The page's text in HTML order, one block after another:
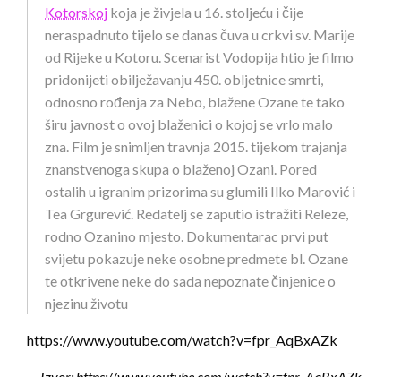
Kotorskoj koja je živjela u 16. stoljeću i čije
neraspadnuto tijelo se danas čuva u crkvi sv. Marije
od Rijeke u Kotoru. Scenarist Vodopija htio je filmo
pridonijeti obilježavanju 450. obljetnice smrti,
odnosno rođenja za Nebo, blažene Ozane te tako
širu javnost o ovoj blaženici o kojoj se vrlo malo
zna. Film je snimljen travnja 2015. tijekom trajanja
znanstvenoga skupa o blaženoj Ozani. Pored
ostalih u igranim prizorima su glumili Ilko Marović i
Tea Grgurević. Redatelj se zaputio istražiti Releze,
rodno Ozanino mjesto. Dokumentarac prvi put
svijetu pokazuje neke osobne predmete bl. Ozane
te otkrivene neke do sada nepoznate činjenice o
njezinu životu
https://www.youtube.com/watch?v=fpr_AqBxAZk